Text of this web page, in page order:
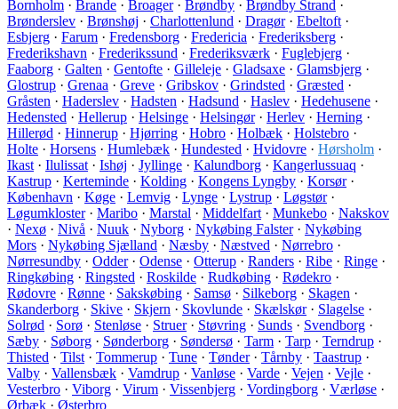
Bornholm · Brande · Broager· Brøndby · Brøndby Strand ·
Brønderslev · Brønshøj · Charlottenlund · Dragør· Ebeltoft ·
Esbjerg · Farum · Fredensborg · Fredericia · Frederiksberg ·
Frederikshavn · Frederikssund · Frederiksværk · Fuglebjerg ·
Faaborg · Galten · Gentofte · Gilleleje · Gladsaxe · Glamsbjerg ·
Glostrup · Grenaa · Greve · Gribskov · Grindsted · Græsted ·
Gråsten · Haderslev · Hadsten · Hadsund · Haslev · Hedehusene ·
Hedensted · Hellerup · Helsinge · Helsingør· Herlev · Herning ·
Hillerød · Hinnerup · Hjørring · Hobro · Holbæk · Holstebro ·
Holte · Horsens · Humlebæk · Hundested · Hvidovre · Hørsholm ·
Ikast · Ilulissat · Ishøj · Jyllinge · Kalundborg · Kangerlussuaq ·
Kastrup · Kerteminde · Kolding · Kongens Lyngby · Korsør·
København · Køge · Lemvig · Lynge · Lystrup · Løgstør·
Løgumkloster· Maribo · Marstal · Middelfart · Munkebo · Nakskov
· Nexø · Nivå · Nuuk · Nyborg · Nykøbing Falster· Nykøbing
Mors · Nykøbing Sjælland · Næsby · Næstved · Nørrebro ·
Nørresundby · Odder· Odense · Otterup · Randers · Ribe · Ringe ·
Ringkøbing · Ringsted · Roskilde · Rudkøbing · Rødekro ·
Rødovre · Rønne · Sakskøbing · Samsø · Silkeborg · Skagen ·
Skanderborg · Skive · Skjern · Skovlunde · Skælskør· Slagelse ·
Solrød · Sorø · Stenløse · Struer· Støvring · Sunds · Svendborg ·
Sæby · Søborg · Sønderborg · Søndersø · Tarm · Tarp · Terndrup ·
Thisted · Tilst · Tommerup · Tune · Tønder· Tårnby · Taastrup ·
Valby · Vallensbæk · Vamdrup · Vanløse · Varde · Vejen · Vejle ·
Vesterbro · Viborg · Virum · Vissenbjerg · Vordingborg · Værløse ·
Ørbæk · Østerbro